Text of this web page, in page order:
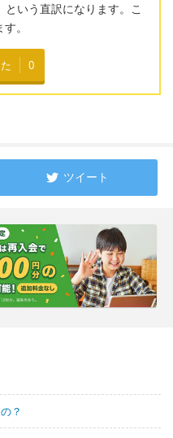
いう直訳になります。こ
。
0
ツイート
？